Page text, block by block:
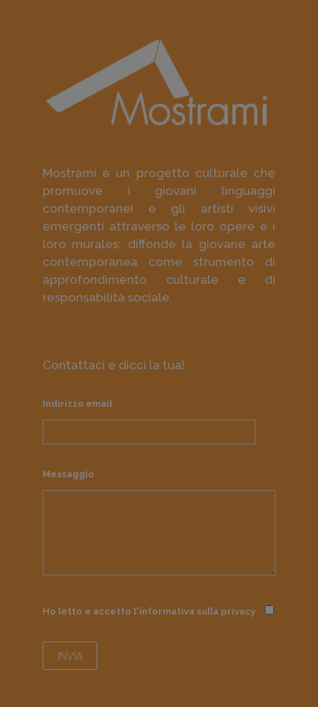
Mostrami è un progetto culturale che
promuove i giovani linguaggi
contemporanei e gli artisti visivi
emergenti attraverso le loro opere e i
loro murales; diffonde la giovane arte
contemporanea come strumento di
approfondimento culturale e di
responsabilità sociale.
Contattaci e dicci la tua!
Indirizzo email
Messaggio
Ho letto e accetto l'informativa sulla privacy